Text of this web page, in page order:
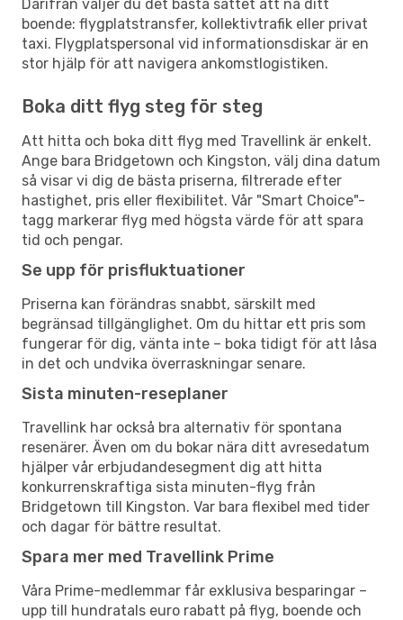
Därifrån väljer du det bästa sättet att nå ditt
boende: flygplatstransfer, kollektivtrafik eller privat
taxi. Flygplatspersonal vid informationsdiskar är en
stor hjälp för att navigera ankomstlogistiken.
Boka ditt flyg steg för steg
Att hitta och boka ditt flyg med Travellink är enkelt.
Ange bara Bridgetown och Kingston, välj dina datum
så visar vi dig de bästa priserna, filtrerade efter
hastighet, pris eller flexibilitet. Vår "Smart Choice"-
tagg markerar flyg med högsta värde för att spara
tid och pengar.
Se upp för prisfluktuationer
Priserna kan förändras snabbt, särskilt med
begränsad tillgänglighet. Om du hittar ett pris som
fungerar för dig, vänta inte – boka tidigt för att låsa
in det och undvika överraskningar senare.
Sista minuten-reseplaner
Travellink har också bra alternativ för spontana
resenärer. Även om du bokar nära ditt avresedatum
hjälper vår erbjudandesegment dig att hitta
konkurrenskraftiga sista minuten-flyg från
Bridgetown till Kingston. Var bara flexibel med tider
och dagar för bättre resultat.
Spara mer med Travellink Prime
Våra Prime-medlemmar får exklusiva besparingar –
upp till hundratals euro rabatt på flyg, boende och